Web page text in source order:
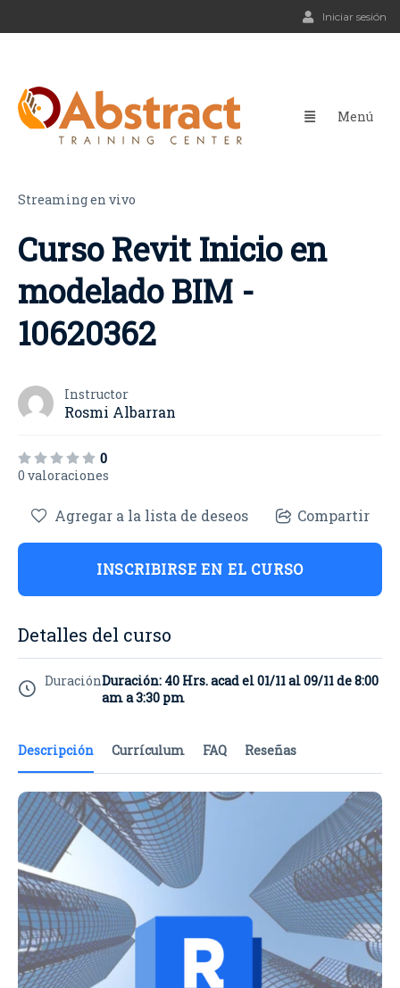
Iniciar sesión
Streaming en vivo
Curso Revit Inicio en
modelado BIM -
10620362
Instructor
Rosmi Albarran
0
0 valoraciones
Descripción Currículum FAQ Reseñas
Agregar a la lista de deseos Compartir
INSCRIBIRSE EN EL CURSO
Detalles del curso
DuraciónDuración: 40 Hrs. acad el 01/11 al 09/11 de 8:00
am a 3:30 pm